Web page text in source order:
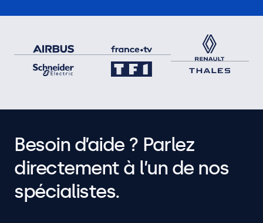
Besoin d’aide ? Parlez
directement à l’un de nos
spécialistes.